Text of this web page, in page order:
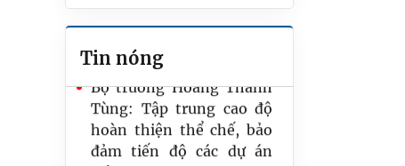
chứng bằng 2 bài trắc
nghiệm
Tin nóng
bản quy phạm pháp luật
Bộ trưởng Hoàng Thanh
Tùng: Tập trung cao độ
hoàn thiện thể chế, bảo
đảm tiến độ các dự án
luật